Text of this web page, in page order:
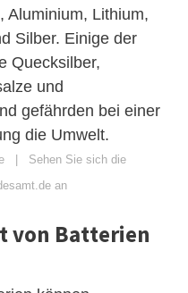
Aluminium, Lithium,
Silber. Einige der
Quecksilber,
und
gefährden bei einer
die Umwelt.
| Sehen Sie sich die
an
von Batterien